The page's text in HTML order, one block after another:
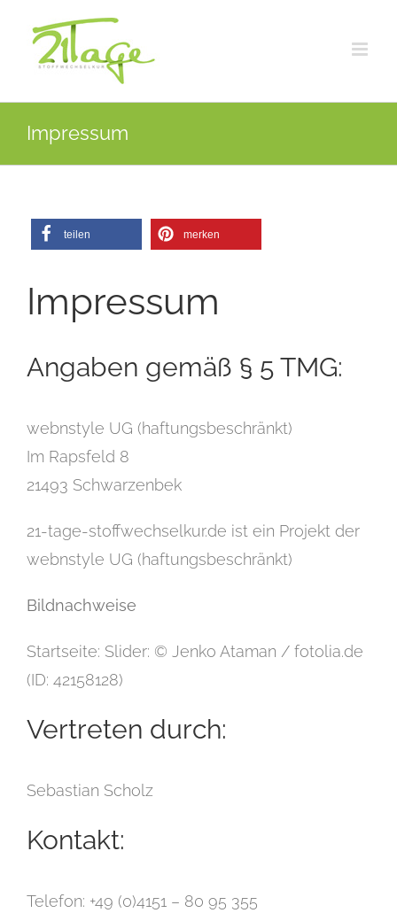
Inhalt
springen
Impressum
teilen merken
Impressum
Angaben gemäß § 5 TMG:
webnstyle UG (haftungsbeschränkt)
Im Rapsfeld 8
21493 Schwarzenbek
21-tage-stoffwechselkur.de ist ein Projekt der
webnstyle UG (haftungsbeschränkt)
Bildnachweise
Startseite: Slider: © Jenko Ataman / fotolia.de
(ID: 42158128)
Vertreten durch:
Sebastian Scholz
Kontakt:
Telefon: +49 (0)4151 – 80 95 355